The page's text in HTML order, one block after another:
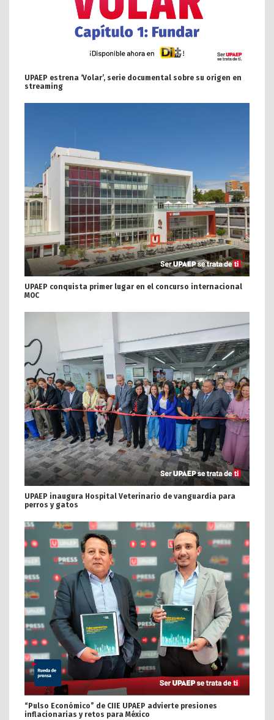
UPAEP estrena ‘Volar’, serie documental sobre su origen en
streaming
UPAEP conquista primer lugar en el concurso internacional
MOC
UPAEP inaugura Hospital Veterinario de vanguardia para
perros y gatos
“Pulso Económico” de CIIE UPAEP advierte presiones
inflacionarias y retos para México